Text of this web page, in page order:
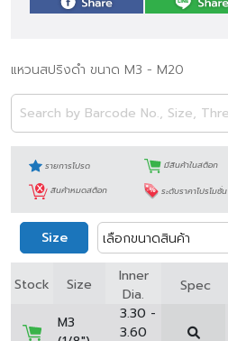
แหวนสปริงดำ ขนาด M3 - M20
รายการโปรด มีสินค้าในสต็อก
สินค้าหมดสต็อก
ระดับราคาโปรโมชั่น
Size เลือกขนาดสินค้า
Stock Size
Inner
Dia.
Spec
M3
3.30 -
3.60